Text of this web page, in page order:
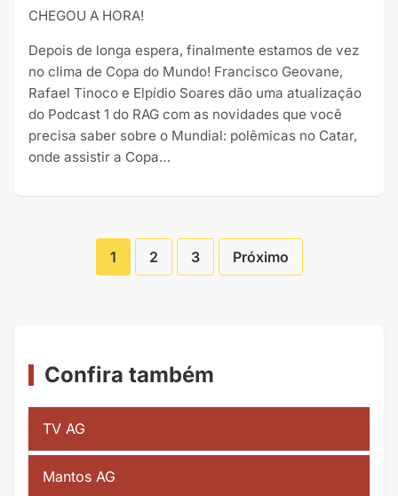
CHEGOU A HORA!
Depois de longa espera, finalmente estamos de vez
no clima de Copa do Mundo! Francisco Geovane,
Rafael Tinoco e Elpídio Soares dão uma atualização
do Podcast 1 do RAG com as novidades que você
precisa saber sobre o Mundial: polêmicas no Catar,
onde assistir a Copa…
Paginação
1 2 3 Próximo
Confira também
TV AG
Mantos AG